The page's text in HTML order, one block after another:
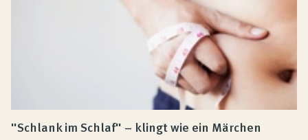
"Schlank im Schlaf" – klingt wie ein Märchen